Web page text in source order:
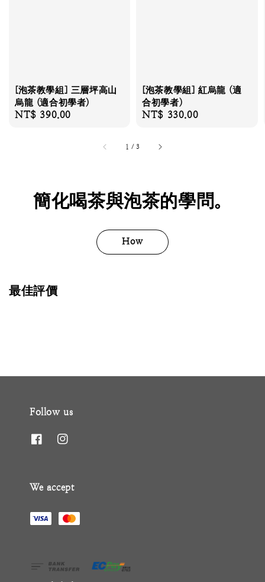
[泡茶教學組] 三層坪高山
烏龍 (適合初學者)
Regular
NT$ 390.00
[泡茶教學組] 紅烏龍 (適
合初學者)
Regular
NT$ 330.00
1 /3
簡化喝茶與泡茶的學問。
How
最佳評價
Follow us
We accept